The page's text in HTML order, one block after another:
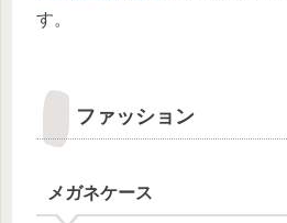
す。
ファッション
メガネケース